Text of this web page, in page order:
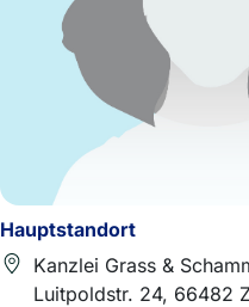
Hauptstandort
Kanzlei Grass &
Luitpoldstr. 24, 66482